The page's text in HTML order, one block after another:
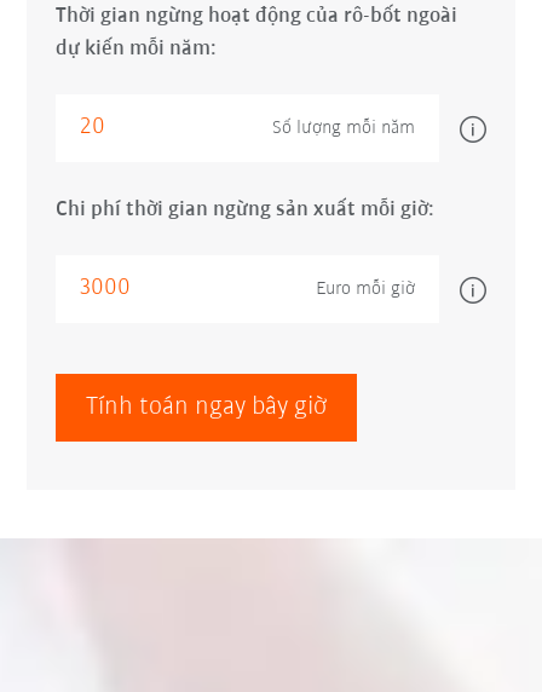
Thời gian ngừng hoạt động của rô-bốt ngoài
dự kiến mỗi năm:
Số lượng mỗi năm
Chi phí thời gian ngừng sản xuất mỗi giờ:
Euro mỗi giờ
Tính toán ngay bây giờ